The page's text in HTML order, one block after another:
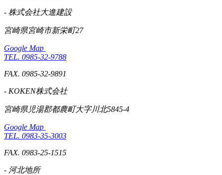
- 株式会社大進建設
宮崎県宮崎市新栄町27
Google Map
TEL. 0985-32-9788
FAX. 0985-32-9891
- KOKEN株式会社
宮崎県児湯郡都農町大字川北5845-4
Google Map
TEL. 0983-35-3003
FAX. 0983-25-1515
- 河北地所